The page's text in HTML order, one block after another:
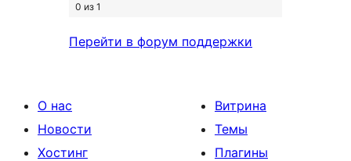
0 из 1
Перейти в форум поддержки
О нас
Новости
Хостинг
Витрина
Темы
Плагины